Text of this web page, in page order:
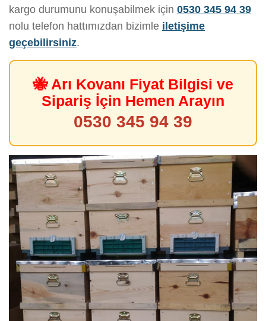
kargo durumunu konuşabilmek için 0530 345 94 39
nolu telefon hattımızdan bizimle iletişime
geçebilirsiniz.
🐝 Arı Kovanı Fiyat Bilgisi ve
Sipariş İçin Hemen Arayın
0530 345 94 39